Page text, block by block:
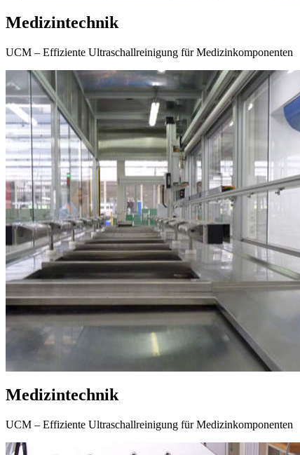
Medizintechnik
UCM – Effiziente Ultraschallreinigung für Medizinkomponenten
Medizintechnik
UCM – Effiziente Ultraschallreinigung für Medizinkomponenten